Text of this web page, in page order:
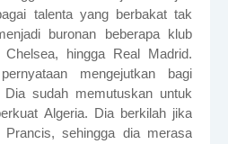
talenta yang berbakat tak
buronan beberapa klub
hingga Real Madrid.
mengejutkan bagi
sudah memutuskan untuk
Algeria. Dia berkilah jika
sehingga dia merasa